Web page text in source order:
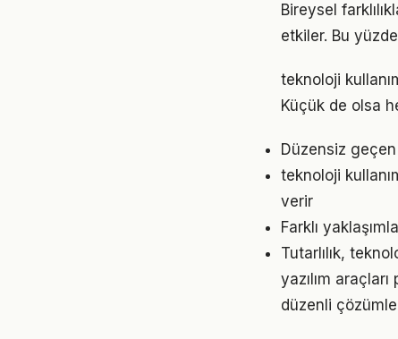
Bireysel
etkiler. Bu
teknoloji
Küçük de olsa
Düzensiz
teknoloji
verir
Farklı
Tutarlılık,
yazılım
düzenli